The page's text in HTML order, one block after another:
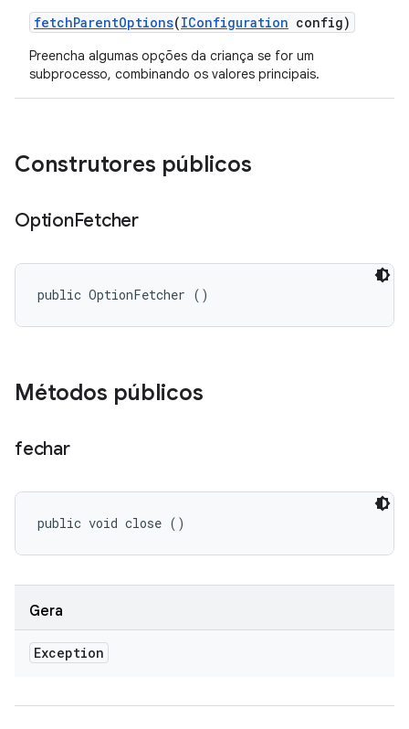
fetchParentOptions(IConfiguration config)
Preencha algumas opções da criança se for um
subprocesso, combinando os valores principais.
Construtores públicos
OptionFetcher
public OptionFetcher ()
Métodos públicos
fechar
public void close ()
Gera
Exception